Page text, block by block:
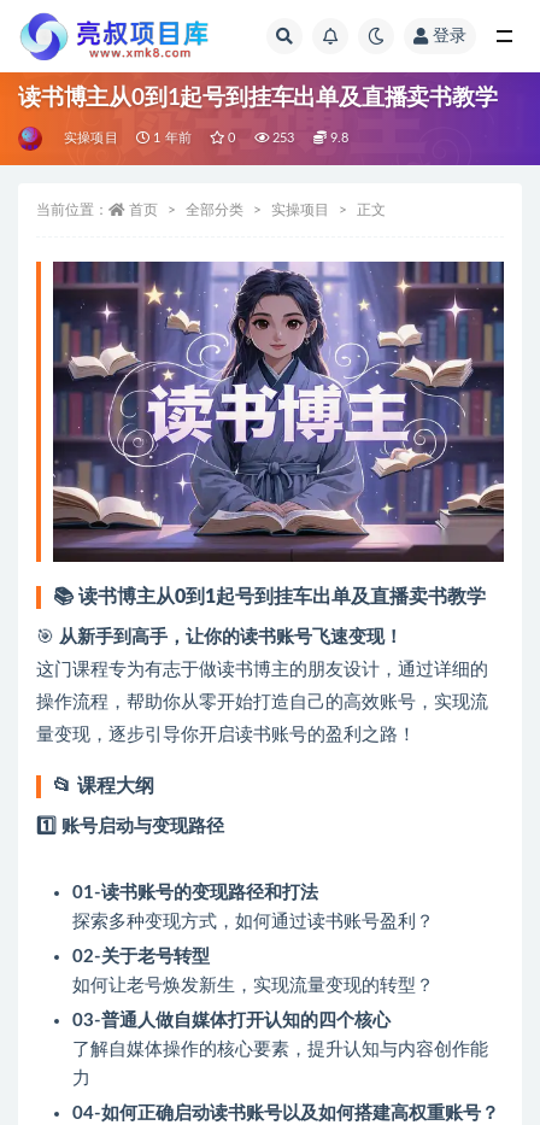
登录
读书博主从0到1起号到挂车出单及直播卖书教学
实操项目 1 年前 0 253 9.8
当前位置： 首页 全部分类 实操项目 正文
📚 读书博主从0到1起号到挂车出单及直播卖书教学
🎯 从新手到高手，让你的读书账号飞速变现！
这门课程专为有志于做读书博主的朋友设计，通过详细的
操作流程，帮助你从零开始打造自己的高效账号，实现流
量变现，逐步引导你开启读书账号的盈利之路！
📂 课程大纲
1️⃣ 账号启动与变现路径
01-读书账号的变现路径和打法
探索多种变现方式，如何通过读书账号盈利？
02-关于老号转型
如何让老号焕发新生，实现流量变现的转型？
03-普通人做自媒体打开认知的四个核心
了解自媒体操作的核心要素，提升认知与内容创作能
力
04-如何正确启动读书账号以及如何搭建高权重账号？